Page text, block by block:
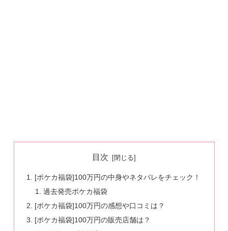
目次
[ポケカ福袋]100万円の中身やネタバレをチェック！
過去発売ポケカ福袋
[ポケカ福袋]100万円の感想や口コミは？
[ポケカ福袋]100万円の販売店舗は？